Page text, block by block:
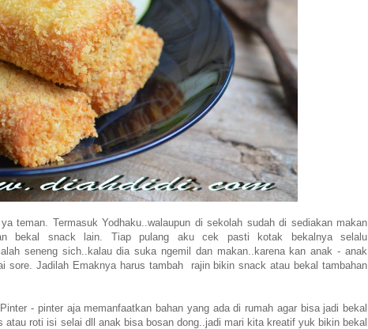
teman. Termasuk Yodhaku..walaupun di sekolah sudah di sediakan makan
bekal snack lain. Tiap pulang aku cek pasti kotak bekalnya selalu
seneng sich..kalau dia suka ngemil dan makan..karena kan anak - anak
sore. Jadilah Emaknya harus tambah rajin bikin snack atau bekal tambahan
- pinter aja memanfaatkan bahan yang ada di rumah agar bisa jadi bekal
roti isi selai dll anak bisa bosan dong..jadi mari kita kreatif yuk bikin bekal